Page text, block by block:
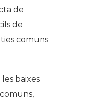
de
de
comuns
baixes i